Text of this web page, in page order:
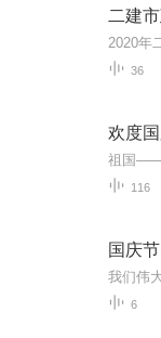
二建
36
欢度
116
国庆
6